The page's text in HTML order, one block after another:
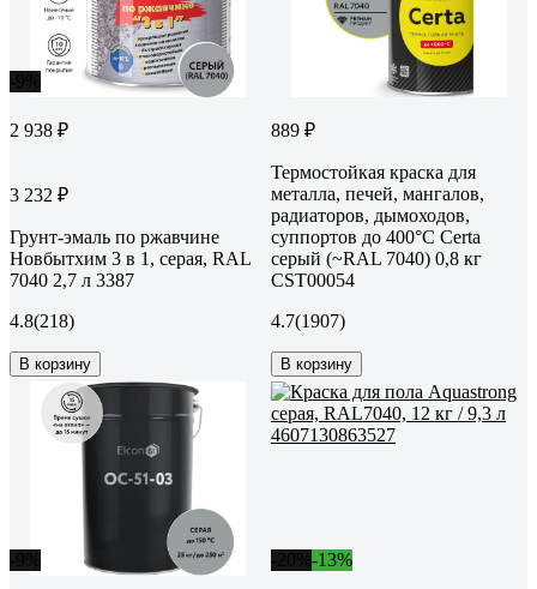
2 938 ₽
3 232 ₽
Грунт-эмаль по ржавчине
Новбытхим 3 в 1, серая, RAL
7040 2,7 л 3387
4.8(218)
В корзину
889 ₽
Термостойкая краска для
металла, печей, мангалов,
радиаторов, дымоходов,
суппортов до 400°С Certa
серый (~RAL 7040) 0,8 кг
CST00054
4.7(1907)
В корзину
-13%